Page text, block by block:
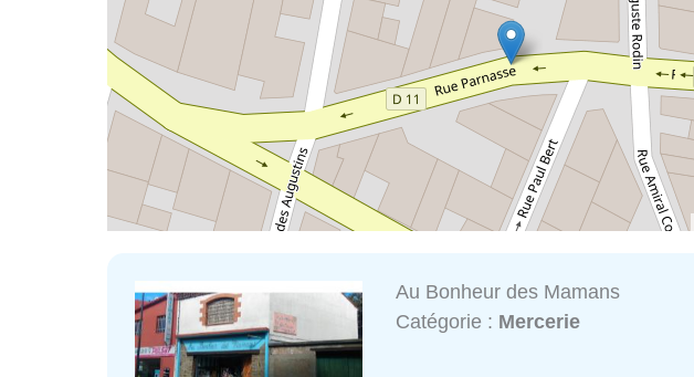
Au Bonheur des Mamans
Catégorie : Mercerie